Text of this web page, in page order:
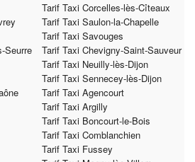
Tarif Taxi Corcelles-lès-Cîteaux
Tarif Taxi Saulon-la-Chapelle
Tarif Taxi Savouges
Seurre
Tarif Taxi Chevigny-Saint-Sauveur
Tarif Taxi Neuilly-lès-Dijon
Tarif Taxi Sennecey-lès-Dijon
Tarif Taxi Agencourt
Tarif Taxi Argilly
Tarif Taxi Boncourt-le-Bois
Tarif Taxi Comblanchien
Tarif Taxi Fussey